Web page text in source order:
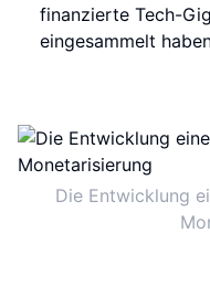
finanzierte Tech-
eingesammelt
Die Entwicklung